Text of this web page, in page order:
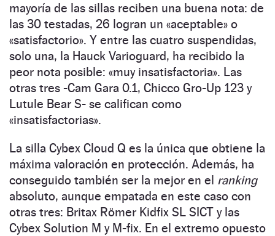
mayoría de las sillas reciben una buena nota: de
las 30 testadas, 26 logran un «aceptable» o
«satisfactorio». Y entre las cuatro suspendidas,
solo una, la Hauck Varioguard, ha recibido la
peor nota posible: «muy insatisfactoria». Las
otras tres -Cam Gara 0.1, Chicco Gro-Up 123 y
Lutule Bear S- se califican como
«insatisfactorias».
La silla Cybex Cloud Q es la única que obtiene la
máxima valoración en protección. Además, ha
conseguido también ser la mejor en el ranking
absoluto, aunque empatada en este caso con
otras tres: Britax Römer Kidfix SL SICT y las
Cybex Solution M y M-fix. En el extremo opuesto